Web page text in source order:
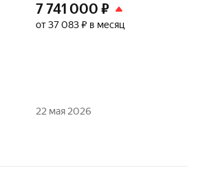
7 741 000 ₽
от 37 083 ₽ в месяц
22 мая 2026